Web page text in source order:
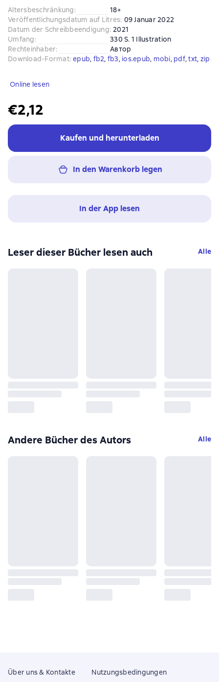
Altersbeschränkung:
18+
Veröffentlichungsdatum auf Litres: 09 Januar 2022
Datum der Schreibbeendigung: 2021
Umfang:
330 S. 1 Illustration
Rechteinhaber:
Автор
Download-Format: epub, fb2, fb3, ios.epub, mobi, pdf, txt, zip
Online lesen
€2,12
Kaufen und herunterladen
In den Warenkorb legen
In der App lesen
Leser dieser Bücher lesen auch Alle
Andere Bücher des Autors Alle
Über uns & Kontakte Nutzungsbedingungen